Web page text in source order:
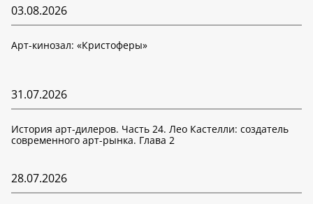
03.08.2026
Арт-кинозал: «Кристоферы»
31.07.2026
История арт-дилеров. Часть 24. Лео Кастелли: создатель
современного арт-рынка. Глава 2
28.07.2026